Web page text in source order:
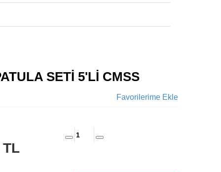
SETİ 5'Lİ CMSS
Favorilerime Ekle
TL